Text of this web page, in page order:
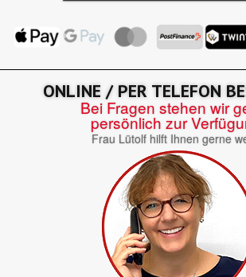
ONLINE / PER TELEFON
Bei Fragen stehen wir
persönlich zur
Frau Lütolf hilft Ihnen gerne